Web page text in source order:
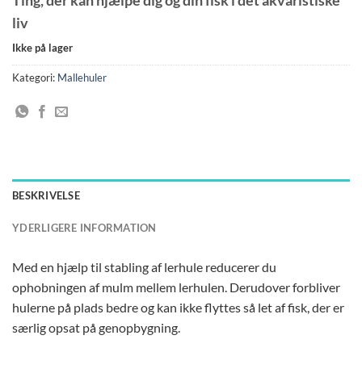
liv
Ikke på lager
Kategori: Mallehuler
BESKRIVELSE
YDERLIGERE INFORMATION
Med en hjælp til stabling af lerhule reducerer du
ophobningen af mulm mellem lerhulen. Derudover forbliver
hulerne på plads bedre og kan ikke flyttes så let af fisk, der er
særlig opsat på genopbygning.